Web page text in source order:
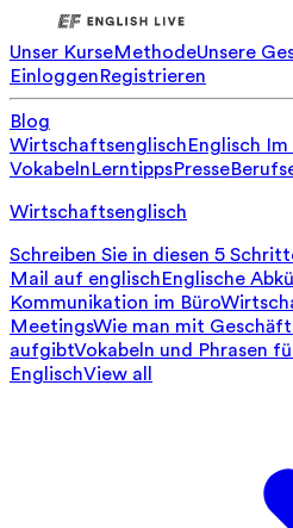
Unser KurseMethodeUnsere
EinloggenRegistrieren
Blog
WirtschaftsenglischEnglisch
VokabelnLerntippsPresse
Wirtschaftsenglisch
Schreiben Sie in diesen 5
Mail auf englischEnglische
Kommunikation im Büro
MeetingsWie man mit
aufgibtVokabeln und Phrasen
EnglischView all